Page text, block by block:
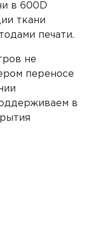
в 600D
ткани
печати.
не
переносе
в